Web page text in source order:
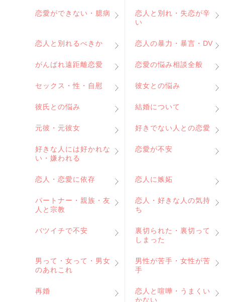
恋愛ができない・臆病
恋人と別れ・失恋が辛
い
恋人と別れるべきか 恋人の暴力・暴言・DV
がんばれ遠距離恋愛 恋愛の悩み相談全般
セックス・性・自慰 彼女との悩み
彼氏との悩み 結婚について
元彼・元彼女 好きでない人との恋愛
好きな人には好かれな
い・嫌われる
恋愛が不安
恋人・恋愛に依存 恋人に嫉妬
パートナー・親族・友
人と宗教
恋人・好きな人の気持
ち
バツイチで不安
裏切られた・裏切って
しまった
男って・女って・男女
のあれこれ
男性が苦手・女性が苦
手
再婚
恋人と喧嘩・うまくい
かない